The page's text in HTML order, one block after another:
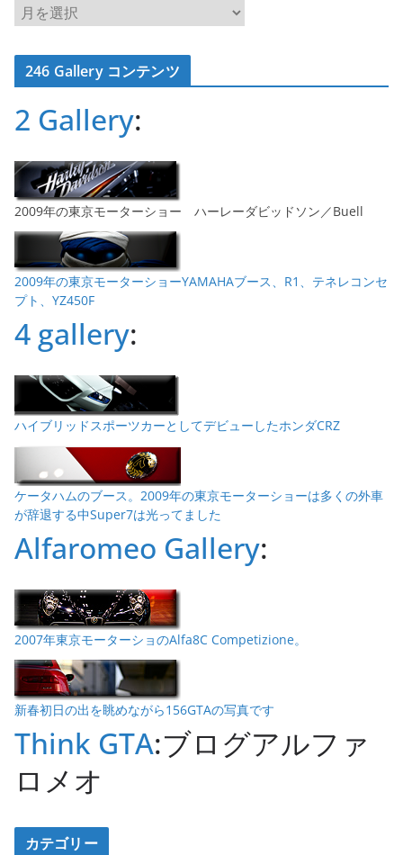
ア
ー
カ
イ246 Gallery コンテンツ
2 Gallery:
2009年の東京モーターショー ハーレーダビッドソン／Buell
2009年の東京モーターショーYAMAHAブース、R1、テネレコンセ
プト、YZ450F
4 gallery:
ハイブリッドスポーツカーとしてデビューしたホンダCRZ
ケータハムのブース。2009年の東京モーターショーは多くの外車
が辞退する中Super7は光ってました
Alfaromeo Gallery:
2007年東京モーターショのAlfa8C Competizione。
新春初日の出を眺めながら156GTAの写真です
Think GTA:ブログアルファ
ロメオ
カテゴリー